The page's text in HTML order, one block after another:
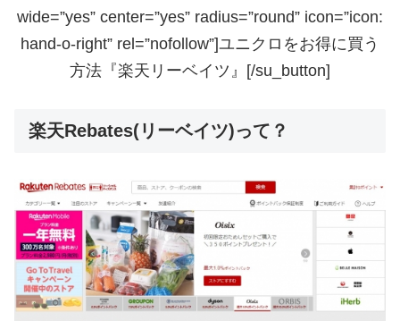
wide=”yes” center=”yes” radius=”round” icon=”icon:
hand-o-right” rel=”nofollow”]ユニクロをお得に買う
方法『楽天リーベイツ』[/su_button]
楽天Rebates(リーベイツ)って？